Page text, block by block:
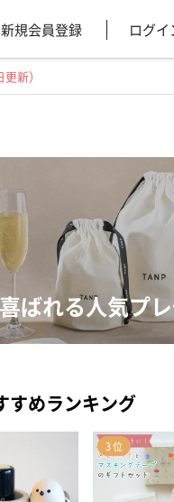
新規会員登録 ログイ
新）
ばれる人気プ
すめランキング